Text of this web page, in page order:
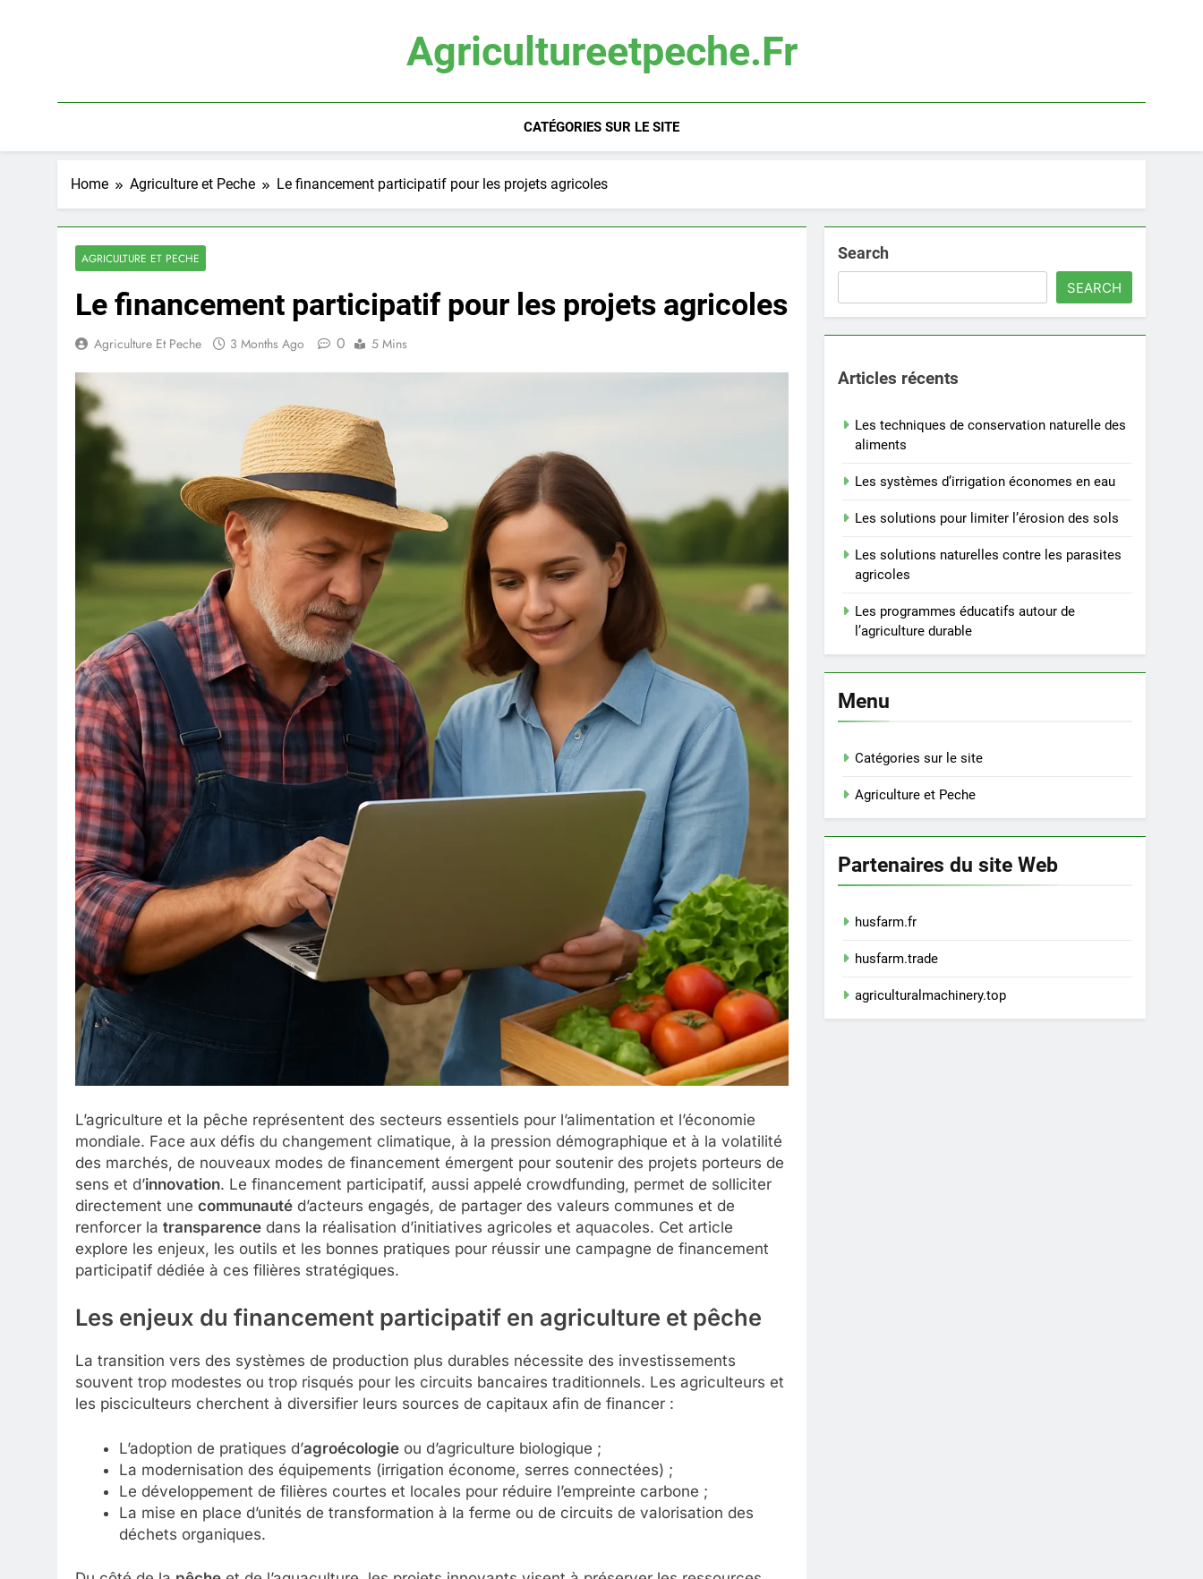
Agricultureetpeche.fr
CATÉGORIES SUR LE SITE
Home Agriculture et Peche Le financement participatif pour les projets agricoles
AGRICULTURE ET PECHE
Le financement participatif pour les projets agricoles
Agriculture Et Peche 3 Months Ago 0 5 Mins
L’agriculture et la pêche représentent des secteurs essentiels pour l’alimentation et l’économie
mondiale. Face aux défis du changement climatique, à la pression démographique et à la volatilité
des marchés, de nouveaux modes de financement émergent pour soutenir des projets porteurs de
sens et d’innovation. Le financement participatif, aussi appelé crowdfunding, permet de solliciter
directement une communauté d’acteurs engagés, de partager des valeurs communes et de
renforcer la transparence dans la réalisation d’initiatives agricoles et aquacoles. Cet article
explore les enjeux, les outils et les bonnes pratiques pour réussir une campagne de financement
participatif dédiée à ces filières stratégiques.
Les enjeux du financement participatif en agriculture et pêche
La transition vers des systèmes de production plus durables nécessite des investissements
souvent trop modestes ou trop risqués pour les circuits bancaires traditionnels. Les agriculteurs et
les pisciculteurs cherchent à diversifier leurs sources de capitaux afin de financer :
L’adoption de pratiques d’agroécologieou d’agriculture biologique ;
La modernisation des équipements (irrigation économe, serres connectées) ;
Le développement de filières courtes et locales pour réduire l’empreinte carbone ;
La mise en place d’unités de transformation à la ferme ou de circuits de valorisation des
déchets organiques.
Search
SEARCH
Articles récents
Les techniques de conservation naturelle des
aliments
Les systèmes d’irrigation économes en eau
Les solutions pour limiter l’érosion des sols
Les solutions naturelles contre les parasites
agricoles
Les programmes éducatifs autour de
l’agriculture durable
Menu
Catégories sur le site
Agriculture et Peche
Partenaires du site Web
husfarm.fr
husfarm.trade
agriculturalmachinery.top